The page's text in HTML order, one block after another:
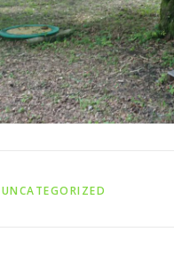
UNCATEGORIZED